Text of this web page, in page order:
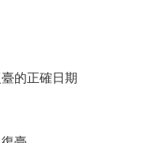
的正確日期